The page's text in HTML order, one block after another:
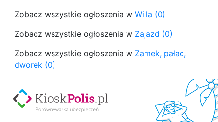
Zobacz wszystkie ogłoszenia w Willa (0)
Zobacz wszystkie ogłoszenia w Zajazd (0)
Zobacz wszystkie ogłoszenia w Zamek, pałac,
dworek (0)